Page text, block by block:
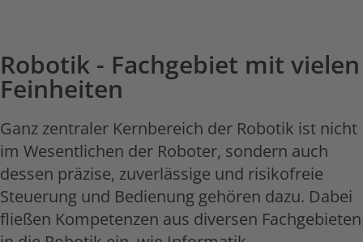
Robotik - Fachgebiet mit vielen
Feinheiten
Ganz zentraler Kernbereich der Robotik ist nicht
im Wesentlichen der Roboter, sondern auch
dessen präzise, zuverlässige und risikofreie
Steuerung und Bedienung gehören dazu. Dabei
fließen Kompetenzen aus diversen Fachgebieten